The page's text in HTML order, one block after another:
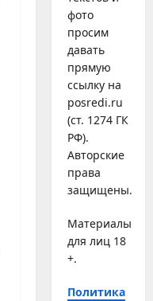
фото
просим
давать
прямую
ссылку на
posredi.ru
(ст. 1274 ГК
РФ).
Авторские
права
защищены.
Материалы
для лиц 18
+.
Политика